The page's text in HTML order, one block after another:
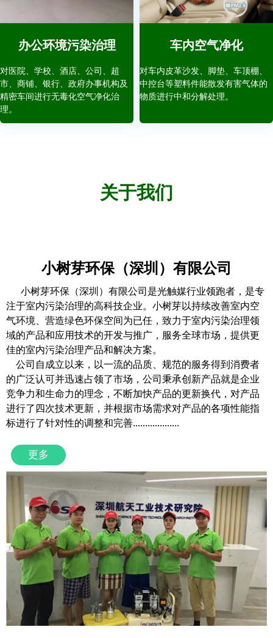
更多
小树芽环保（深圳）有限公司
小树芽环保（深圳）有限公司是光触媒行业领跑者，是专
注于室内污染治理的高科技企业。小树芽以持续改善室内空
气环境、营造绿色环保空间为已任，致力于室内污染治理领
域的产品和应用技术的开发与推广，服务全球市场，提供更
佳的室内污染治理产品和解决方案。
公司自成立以来，以一流的品质、规范的服务得到消费者
的广泛认可并迅速占领了市场，公司秉承创新产品就是企业
竞争力和生命力的理念，不断加快产品的更新换代，对产品
进行了四次技术更新，并根据市场需求对产品的各项性能指
标进行了针对性的调整和完善...................
办公环境污染治理
对医院、学校、酒店、公司、超
市、商铺、银行、政府办事机构及
精密车间进行无毒化空气净化治
理。
车内空气净化
对车内皮革沙发、脚垫、车顶棚、
中控台等塑料件能散发有害气体的
物质进行中和分解处理。
关于我们